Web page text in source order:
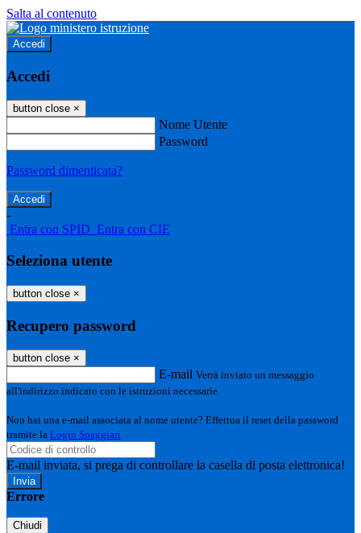
Salta al contenuto
Accedi
Accedi
button close ×
Nome Utente
Password
Password dimenticata?
-
Entra con SPID Entra con CIE
Seleziona utente
button close ×
Recupero password
button close ×
E-mail Verrà inviato un messaggio
all'indirizzo indicato con le istruzioni necessarie.
Non hai una e-mail associata al nome utente? Effettua il reset della password
tramite la Login Spaggiari
E-mail inviata, si prega di controllare la casella di posta elettronica!
Errore
Chiudi